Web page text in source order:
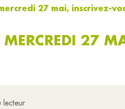
27 mai, inscrivez-
MERCREDI 27
lecteur